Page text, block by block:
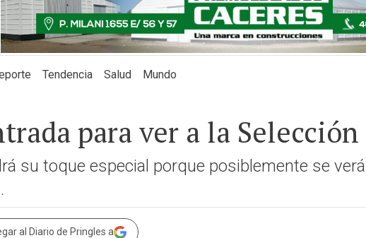
Tendencia Salud Mundo
para ver a la Selección
su toque especial porque posiblemente se
al Diario de Pringles a